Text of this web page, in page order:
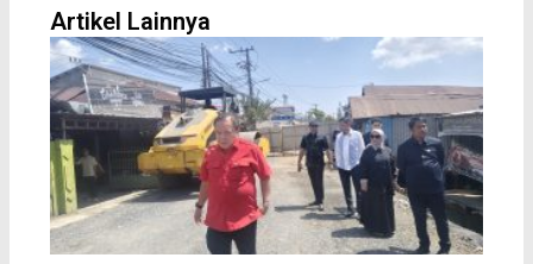
o
o
k
e
r
r
e
s
t
a
p
p e
Artikel Lainnya